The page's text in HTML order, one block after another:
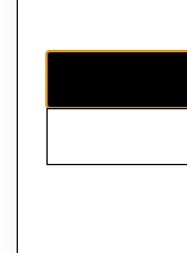
Ecuador ($)
CAMBIAR REGIÓN